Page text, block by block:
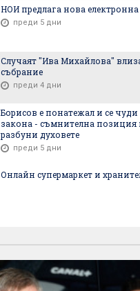
НОИ предлага нова електронна
преди 5 дни
Случаят "Ива Михайлова"
събрание
преди 4 дни
Борисов е понатежал и се
закона - съмнителна позиция
разбуни духовете
преди 5 дни
Онлайн супермаркет и